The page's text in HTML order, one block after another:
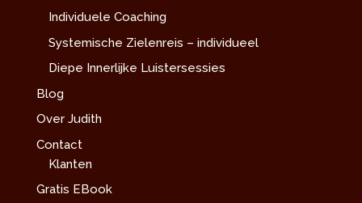
Individuele Coaching
Systemische Zielenreis – individueel
Diepe Innerlijke Luistersessies
Blog
Over Judith
Contact
Klanten
Gratis EBook